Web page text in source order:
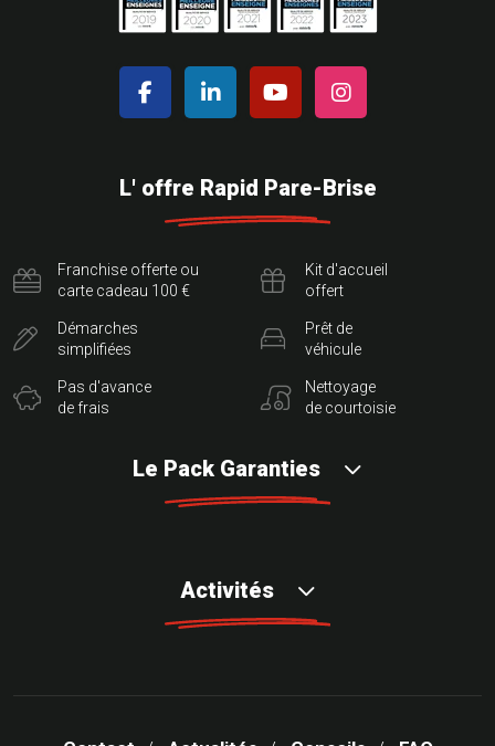
L' offre Rapid Pare-Brise
Franchise offerte ou
carte cadeau 100 €
Démarches
simplifiées
Pas d'avance
de frais
Kit d'accueil
offert
Prêt de
véhicule
Nettoyage
de courtoisie
Le Pack Garanties
Activités